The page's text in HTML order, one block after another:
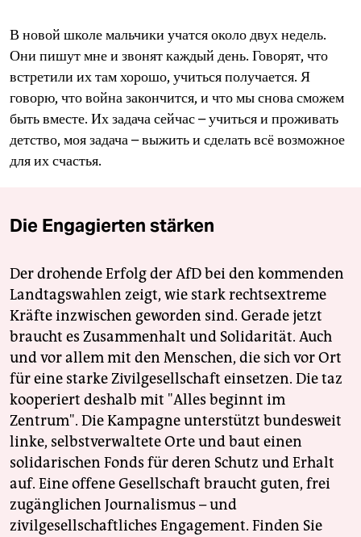
В новой школе мальчики учатся около двух недель.
Они пишут мне и звонят каждый день. Говорят, что
встретили их там хорошо, учиться получается. Я
говорю, что война закончится, и что мы снова сможем
быть вместе. Их задача сейчас – учиться и проживать
детство, моя задача – выжить и сделать всё возможное
для их счастья.
Die Engagierten stärken
Der drohende Erfolg der AfD bei den kommenden
Landtagswahlen zeigt, wie stark rechtsextreme
Kräfte inzwischen geworden sind. Gerade jetzt
braucht es Zusammenhalt und Solidarität. Auch
und vor allem mit den Menschen, die sich vor Ort
für eine starke Zivilgesellschaft einsetzen. Die taz
kooperiert deshalb mit "Alles beginnt im
Zentrum". Die Kampagne unterstützt bundesweit
linke, selbstverwaltete Orte und baut einen
solidarischen Fonds für deren Schutz und Erhalt
auf. Eine offene Gesellschaft braucht guten, frei
zugänglichen Journalismus – und
zivilgesellschaftliches Engagement. Finden Sie